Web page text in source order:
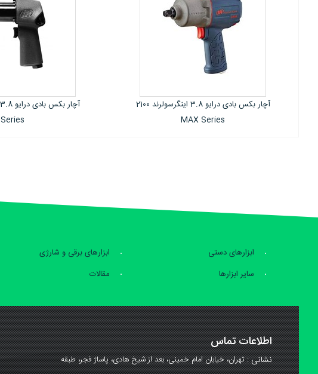
آچار بکس بادی درایو 3.8 اینگرسولرند 1702
Series
Series
ابزارهای دستی ابزارهای برقی و شارژی
سایر ابزارها
مقالات
اطلاعات تماس
نشانی :تهران، خیابان امام خمینی، بعد از شیخ هادی، پاساژ فجر، طبقه